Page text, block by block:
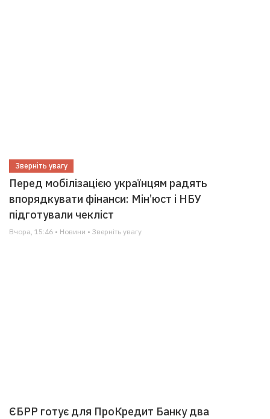
Зверніть увагу
Перед мобілізацією українцям радять
впорядкувати фінанси: Мін’юст і НБУ
підготували чекліст
Вчора, 15:46 • Новини • Зверніть увагу
ЄБРР готує для ПроКредит Банку два